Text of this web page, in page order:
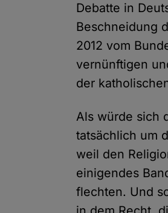
Debatte in
Beschneidung
2012 vom
vernünftigen
der
Als würde sich
tatsächlich um
weil den
einigendes
flechten. Und